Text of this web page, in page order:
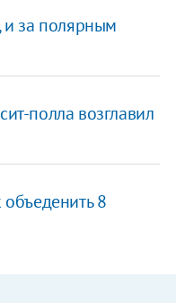
и за полярным
полла возглавил
8